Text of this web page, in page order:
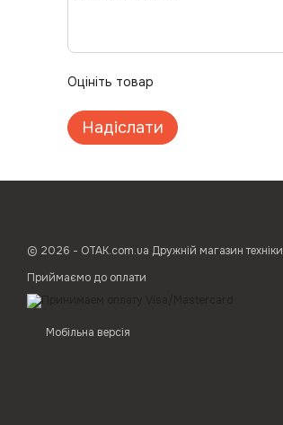
Оцініть товар
Надіслати
© 2026 - ОТАК.com.ua Дружній магазин техніки
Приймаємо до оплати
Мобільна версія